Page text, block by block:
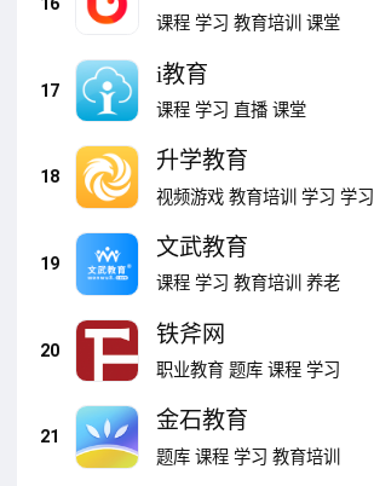
课程 学习 教育培训 课堂
17
i教育
课程 学习 直播 课堂
18
升学教育
视频游戏 教育培训 学习 学习
19
文武教育
课程 学习 教育培训 养老
20
铁斧网
职业教育 题库 课程 学习
21
金石教育
题库 课程 学习 教育培训